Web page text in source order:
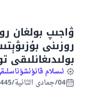
ۋاجىپ بولغان
روزىنى
بولىدىغانلىقى
ئىسلام
04/جمادى الثانية/1445 , 17/دېكابىر/2023